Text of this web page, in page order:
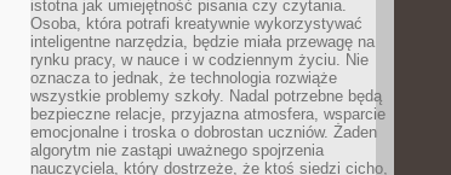
istotna jak umiejętność pisania czy czytania.
Osoba, która potrafi kreatywnie wykorzystywać
inteligentne narzędzia, będzie miała przewagę na
rynku pracy, w nauce i w codziennym życiu. Nie
oznacza to jednak, że technologia rozwiąże
wszystkie problemy szkoły. Nadal potrzebne będą
bezpieczne relacje, przyjazna atmosfera, wsparcie
emocjonalne i troska o dobrostan uczniów. Żaden
algorytm nie zastąpi uważnego spojrzenia
nauczyciela, który dostrzeże, że ktoś siedzi cicho,